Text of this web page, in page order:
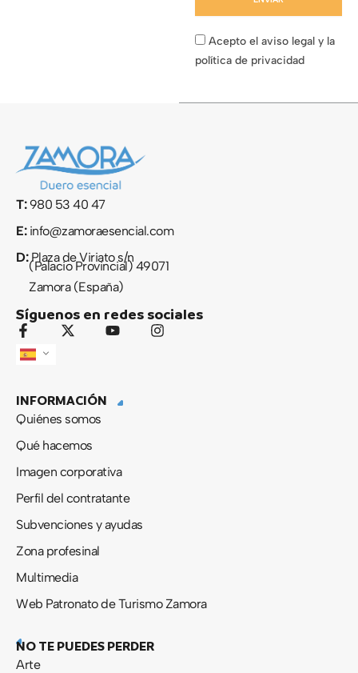
Acepto el aviso legal y la
política de privacidad
T:980 53 40 47
E:info@zamoraesencial.com
D:Plaza de Viriato s/n
(Palacio Provincial) 49071
Zamora (España)
Síguenos en redes sociales
F
c
o
o
-
X
t
t
r
Y
b
I
INFORMACIÓN
Quiénes somos
Qué hacemos
Imagen corporativa
Perfil del contratante
Subvenciones y ayudas
Zona profesinal
Multimedia
Web Patronato de Turismo Zamora
NO TE PUEDES PERDER
Arte